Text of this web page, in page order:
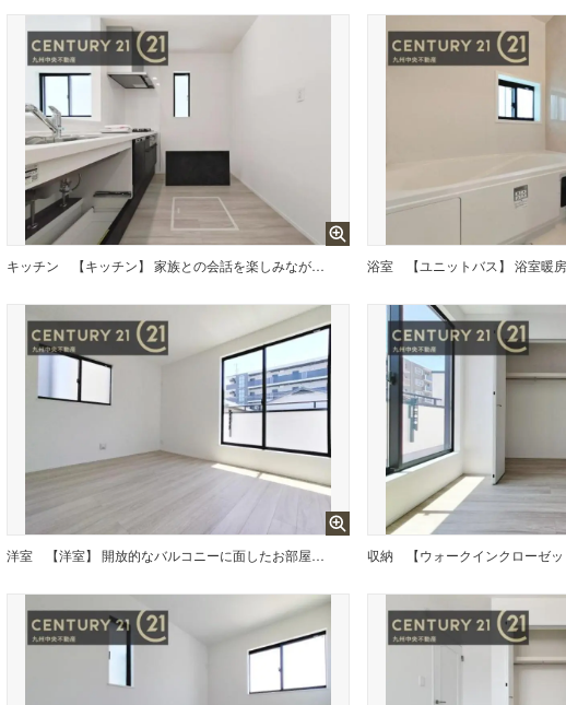
キッチン 【キッチン】 家族との会話を楽しみながら、お子様を見守りながら、お料理をすることができます。 浴室
洋室 【洋室】 開放的なバルコニーに面したお部屋。採光良好な快適空間です。 収納